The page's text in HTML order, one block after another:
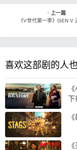
上一篇
《V世代第一季》GEN V
喜欢这部剧的人也
下